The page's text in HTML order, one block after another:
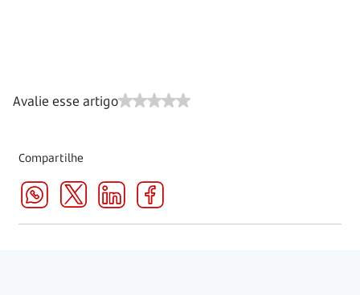
Avalie esse artigo
Compartilhe